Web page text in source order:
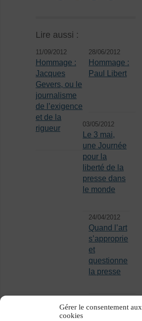
Gérer le consentement aux
cookies
Lire aussi :
11/09/2012
Hommage :
Jacques
Gevers, ou le
journalisme
de l’exigence
et de la
rigueur
28/06/2012
Hommage :
Paul Libert
03/05/2012
Le 3 mai,
une Journée
pour la
liberté de la
presse dans
le monde
24/04/2012
Quand l’art
s’approprie
et
questionne
la presse